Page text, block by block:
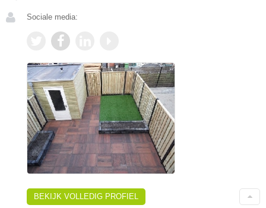
Sociale media:
BEKIJK VOLLEDIG PROFIEL